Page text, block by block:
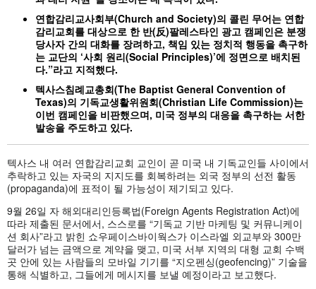
연합감리교사회부(Church and Society)의 콜린 무어는 연합
감리교회를 대상으로 한 반(反)팔레스타인 광고 캠페인은 분쟁
당사자 간의 대화를 장려하고, 책임 있는 정치적 행동을 촉구하
는 교단의 ‘사회 원리(Social Principles)’에 정면으로 배치된
다.”라고 지적했다.
텍사스침례교총회(The Baptist General Convention of
Texas)의 기독교생활위원회(Christian Life Commission)는
이번 캠페인을 비판했으며, 미국 정부의 대응을 촉구하는 서한
발송을 주도하고 있다.
텍사스 내 여러 연합감리교회 교인이 곧 미국 내 기독교인들 사이에서
추락하고 있는 자국의 지지도를 회복하려는 외국 정부의 선전 활동
(propaganda)에 표적이 될 가능성이 제기되고 있다.
9월 26일 자 해외대리인등록법(Foreign Agents Registration Act)에
따라 제출된 문서에서, 스스로를 “기독교 기반 마케팅 및 커뮤니케이
션 회사”라고 밝힌 쇼우페이스바이웍스가 이스라엘 외교부와 300만
달러가 넘는 금액으로 계약을 맺고, 미국 서부 지역의 대형 교회 수백
곳 안에 있는 사람들의 모바일 기기를 “지오펜싱(geofencing)” 기술을
통해 식별하고, 그들에게 메시지를 보낼 예정이라고 보고했다.